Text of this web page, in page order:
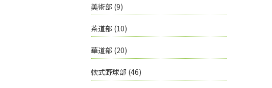
美術部 (9)
茶道部 (10)
華道部 (20)
軟式野球部 (46)